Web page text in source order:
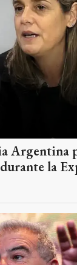
Argentina
la